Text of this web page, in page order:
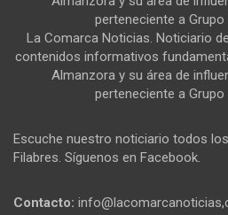
perteneciente a
La Comarca Noticias. Noticiario
contenidos informativos
Almanzora y su área de
perteneciente a
Escuche nuestro noticiario todos
Filabres. Síguenos en Facebook.
Contacto: